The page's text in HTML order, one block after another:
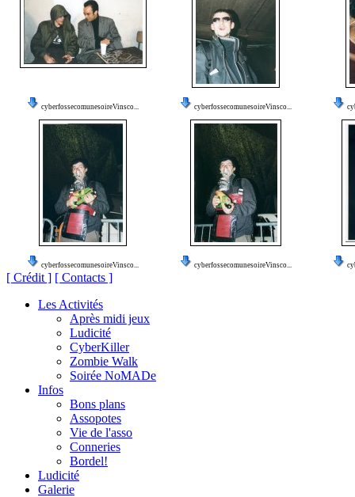
cyberfossecomunesoireVinsco... cyberfossecomunesoireVinsco...
cyberfossecomunesoireVinsco... cyberfossecomunesoireVinsco...
[ Crédit ] [ Contacts ]
Les Activités
Après midi jeux
Ludicité
CyberKiller
Zombie Walk
Soirée NoMADe
Infos
Bons plans
Assopotes
Vie de l'asso
Conneries
Bordel!
Ludicité
Galerie